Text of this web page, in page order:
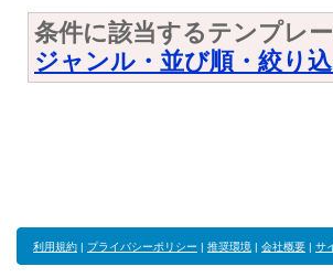
条件に該当するテンプレ
ジャンル・並び順・絞り
利用規約 | プライバシーポリシー | 推奨環境 | 会社概要 | サ